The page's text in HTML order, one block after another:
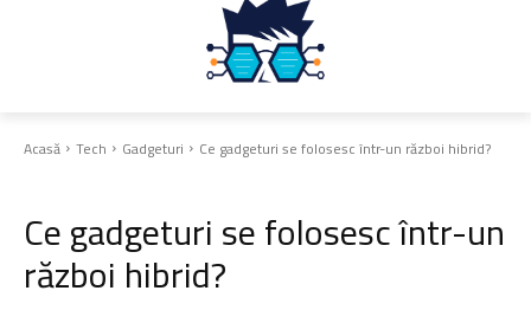
Acasă Tech Gadgeturi Ce gadgeturi se folosesc într-un război hibrid?
Ce gadgeturi se folosesc într-un
război hibrid?